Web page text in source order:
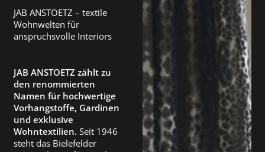
JAB ANSTOETZ – textile
Wohnwelten für
anspruchsvolle Interiors
JAB ANSTOETZ zählt zu
den renommierten
Namen für hochwertige
Vorhangstoffe, Gardinen
und exklusive
Wohntextilien. Seit 1946
steht das Bielefelder